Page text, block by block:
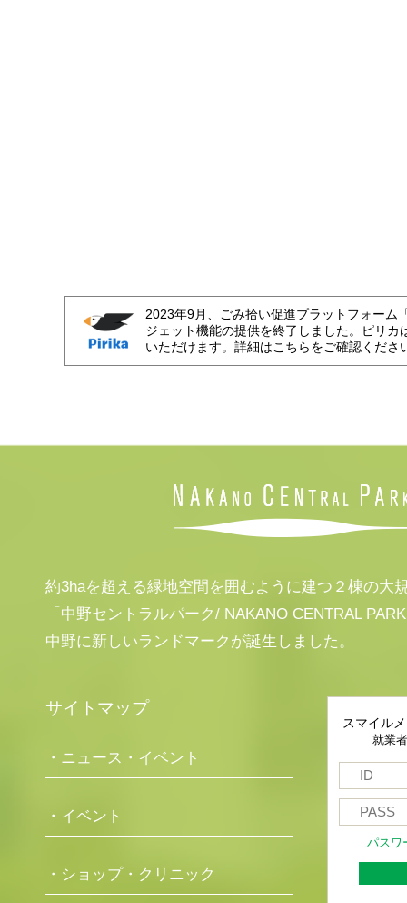
2023年9月、ごみ拾い促進プラットフォーム
ジェット機能の提供を終了しました。ピリカ
いただけます。詳細はこちらをご確認くださ
約3haを超える緑地空間を囲むように建つ２棟の大
「中野セントラルパーク/ NAKANO CENTRAL
中野に新しいランドマークが誕生しました。
サイトマップ
・ニュース・イベント
・イベント
・ショップ・クリニック
スマイル
就業
パスワ